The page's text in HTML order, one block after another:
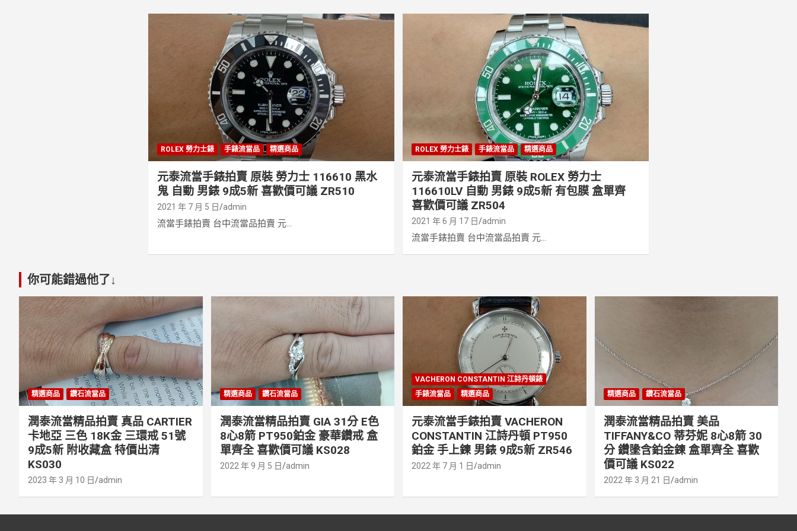
ROLEX 勞力士錶 手錶流當品 精選商品
元泰流當手錶拍賣 原裝 勞力士 116610 黑水
鬼 自動 男錶 9成5新 喜歡價可議 ZR510
2021 年 7 月 5 日 admin
流當手錶拍賣 台中流當品拍賣 元...
ROLEX 勞力士錶 手錶流當品 精選商品
元泰流當手錶拍賣 原裝 ROLEX 勞力士
116610LV 自動 男錶 9成5新 有包膜 盒單齊
喜歡價可議 ZR504
2021 年 6 月 17 日 admin
流當手錶拍賣 台中流當品拍賣 元...
你可能錯過他了↓
精選商品 鑽石流當品
潤泰流當精品拍賣 真品 CARTIER
卡地亞 三色 18K金 三環戒 51號
9成5新 附收藏盒 特價出清
KS030
2023 年 3 月 10 日 admin
精選商品 鑽石流當品
潤泰流當精品拍賣 GIA 31分 E色
8心8箭 PT950鉑金 豪華鑽戒 盒
單齊全 喜歡價可議 KS028
2022 年 9 月 5 日 admin
VACHERON CONSTANTIN 江詩丹頓錶
手錶流當品
精選商品
元泰流當手錶拍賣 VACHERON
CONSTANTIN 江詩丹頓 PT950
鉑金 手上鍊 男錶 9成5新 ZR546
2022 年 7 月 1 日 admin
精選商品 鑽石流當品
潤泰流當精品拍賣 美品
TIFFANY&CO 蒂芬妮 8心8箭 30
分 鑽墬含鉑金鍊 盒單齊全 喜歡
價可議 KS022
2022 年 3 月 21 日 admin